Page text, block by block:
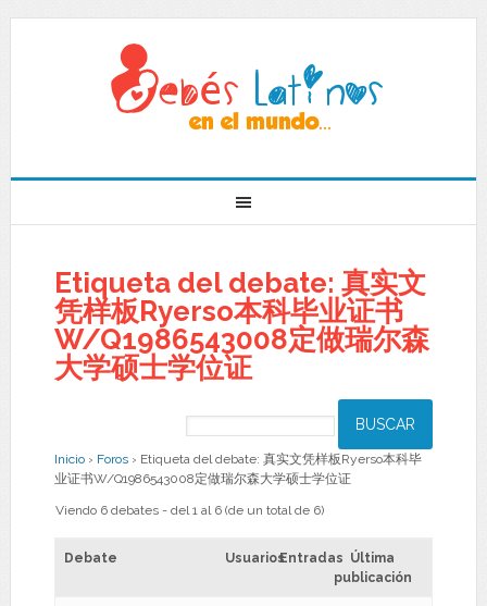
Etiqueta del debate: 真实文
凭样板Ryerso本科毕业证书
W/Q1986543008定做瑞尔森
大学硕士学位证
Inicio › Foros › Etiqueta del debate: 真实文凭样板Ryerso本科毕
业证书W/Q1986543008定做瑞尔森大学硕士学位证
Viendo 6 debates - del 1 al 6 (de un total de 6)
Debate UsuariosEntradas Última
publicación